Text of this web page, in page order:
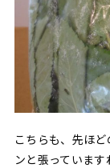
こちらも、先ほ
ンと張っています